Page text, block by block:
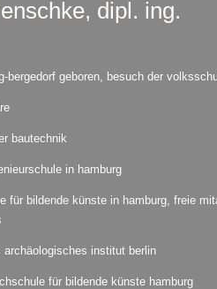
dipl. ing.
bergedorf geboren, besuch der
bautechnik
in hamburg
für bildende künste in hamburg, freie
archäologisches institut berlin
für bildende künste hamburg